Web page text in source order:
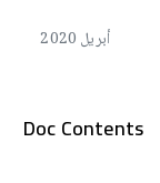
أبريل 2020
Doc Contents